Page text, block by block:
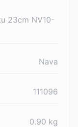
23cm NV10-
Nava
111096
0.90 kg